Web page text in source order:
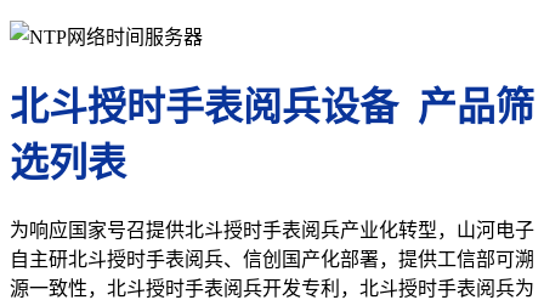
北斗授时手表阅兵设备 产品筛
选列表
为响应国家号召提供北斗授时手表阅兵产业化转型，山河电子
自主研北斗授时手表阅兵、信创国产化部署，提供工信部可溯
源一致性，北斗授时手表阅兵开发专利，北斗授时手表阅兵为